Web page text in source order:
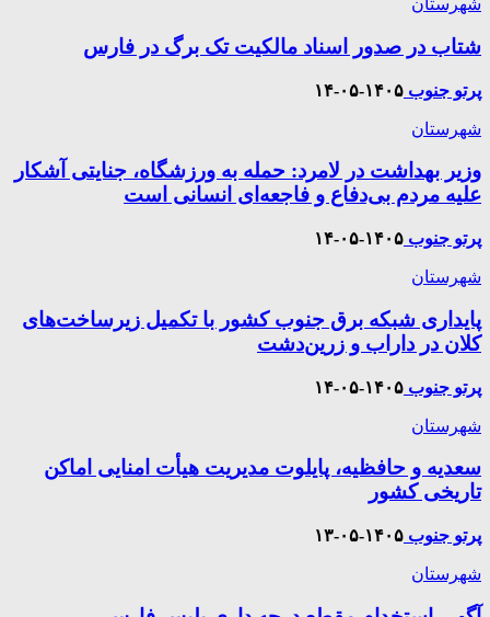
شهرستان
شتاب در صدور اسناد مالکیت تک برگ در فارس
پرتو جنوب ۱۴۰۵-۰۵-۱۴
شهرستان
وزیر بهداشت در لامرد: حمله به ورزشگاه، جنایتی آشکار
علیه مردم بی‌دفاع و فاجعه‌ای انسانی است
پرتو جنوب ۱۴۰۵-۰۵-۱۴
شهرستان
پایداری شبکه برق جنوب کشور با تکمیل زیرساخت‌های
کلان در داراب و زرین‌دشت
پرتو جنوب ۱۴۰۵-۰۵-۱۴
شهرستان
سعدیه و حافظیه، پایلوت مدیریت هیأت امنایی اماکن
تاریخی کشور
پرتو جنوب ۱۴۰۵-۰۵-۱۳
شهرستان